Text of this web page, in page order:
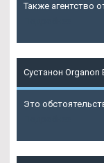
Также агентство
Сустанон Organon
Это